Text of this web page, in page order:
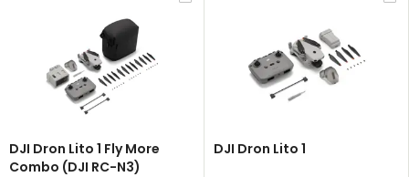
DJI Dron Lito 1 Fly More
Combo (DJI RC-N3)
DJI Dron Lito 1